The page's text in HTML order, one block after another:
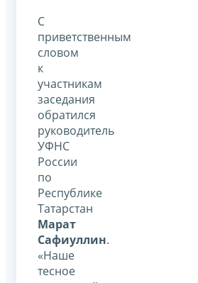
С
приветственным
словом
к
участникам
заседания
обратился
руководитель
УФНС
России
по
Республике
Татарстан
Марат
Сафиуллин.
«Наше
тесное